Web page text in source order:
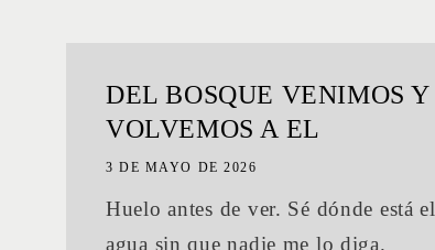
DEL BOSQUE VENIMOS Y
VOLVEMOS A EL
3 DE MAYO DE 2026
Huelo antes de ver. Sé dónde está el
agua sin que nadie me lo diga.